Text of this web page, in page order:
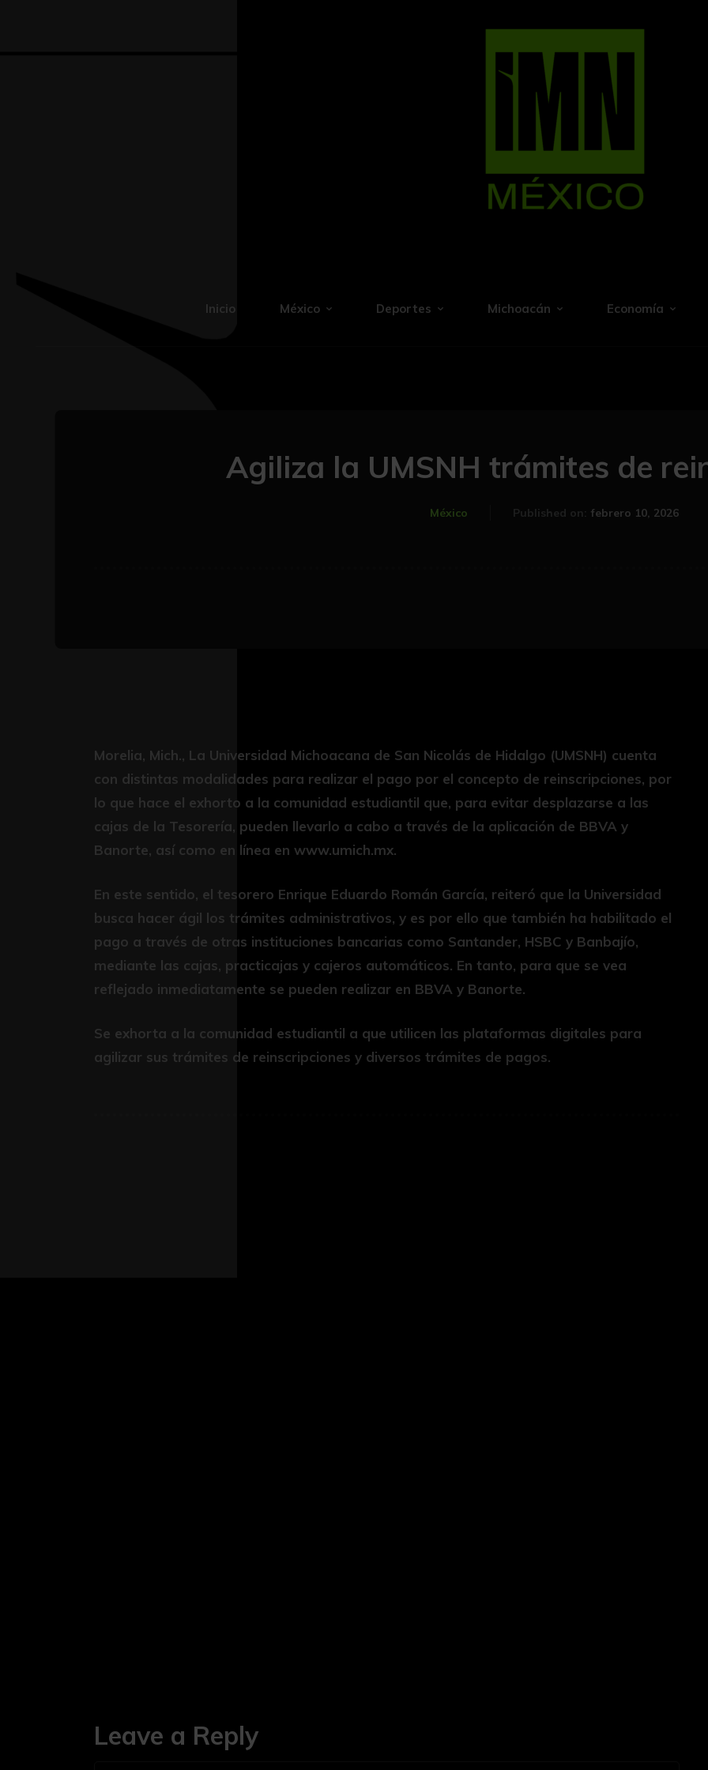
Inicio México Deportes Michoacán Economía
Agiliza la UMSNH trámites de
México Published on: febrero 10, 2026
Morelia, Mich., La Universidad Michoacana de San Nicolás de Hidalgo (UMSNH) cuenta
con distintas modalidades para realizar el pago por el concepto de reinscripciones, por
lo que hace el exhorto a la comunidad estudiantil que, para evitar desplazarse a las
cajas de la Tesorería, pueden llevarlo a cabo a través de la aplicación de BBVA y
Banorte, así como en línea en www.umich.mx.
En este sentido, el tesorero Enrique Eduardo Román García, reiteró que la Universidad
busca hacer ágil los trámites administrativos, y es por ello que también ha habilitado el
pago a través de otras instituciones bancarias como Santander, HSBC y Banbajío,
mediante las cajas, practicajas y cajeros automáticos. En tanto, para que se vea
reflejado inmediatamente se pueden realizar en BBVA y Banorte.
Se exhorta a la comunidad estudiantil a que utilicen las plataformas digitales para
agilizar sus trámites de reinscripciones y diversos trámites de pagos.
Leave a Reply